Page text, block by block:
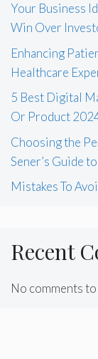
Your Business
Win Over
Enhancing
Healthcare
5 Best Digital
Or Product
Choosing the
Sener’s Guide
Mistakes To
Recent
No comments